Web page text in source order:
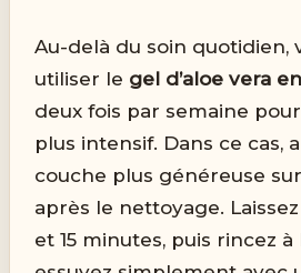
Au-delà du soin quotidien,
utiliser le gel d’aloe vera
deux fois par semaine
plus intensif. Dans ce cas,
couche plus généreuse
après le nettoyage.
et 15 minutes, puis rincez à